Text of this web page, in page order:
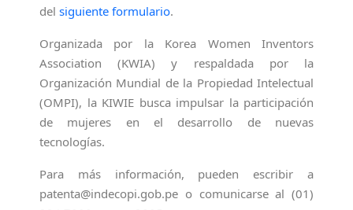
del siguiente formulario.
Organizada por la Korea Women Inventors
Association (KWIA) y respaldada por la
Organización Mundial de la Propiedad Intelectual
(OMPI), la KIWIE busca impulsar la participación
de mujeres en el desarrollo de nuevas
tecnologías.
Para más información, pueden escribir a
patenta@indecopi.gob.pe o comunicarse al (01)